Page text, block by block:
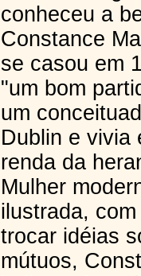
conheceu a
Constance
se casou em
"um bom
um
Dublin e vivia
renda da
Mulher
ilustrada,
trocar idéias
mútuos,